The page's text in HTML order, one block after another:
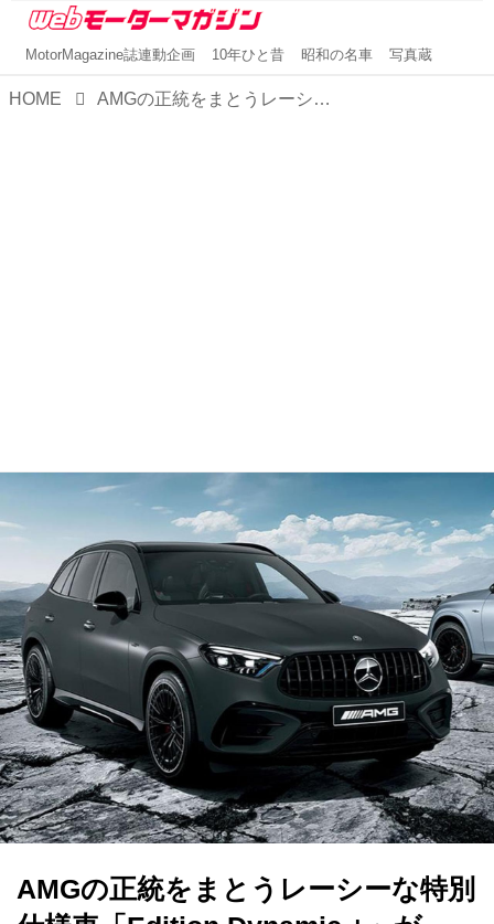
MotorMagazine誌連動企画 10年ひと昔 昭和の名車 写真蔵
HOME AMGの正統をまとうレーシーな特別仕様車「Edition Dynamic +」が「Mercedes-AMG GLC 43 4MATIC／Coupé」に登場
AMGの正統をまとうレーシーな特別